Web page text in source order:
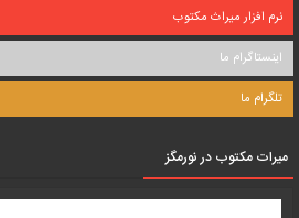
نرم افزار میراث مکتوب
اینستاگرام ما
تلگرام ما
میرات مکتوب در نورمگز